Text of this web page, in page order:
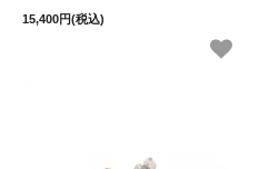
15,400円(税込)